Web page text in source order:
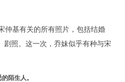
仲基有关的所有照片，包括结婚
剧照。这一次，乔妹似乎有种与宋
陌生人。